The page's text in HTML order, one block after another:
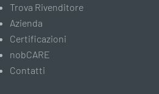
Trova Rivenditore
Azienda
Certificazioni
nobCARE
Contatti